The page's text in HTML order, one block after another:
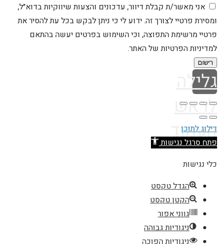
אני מאשר/ת קבלת דיוור, עדכונים והצעות שיווקיות בדוא״ל,
ומסירת פרטיי לצורך זה. ידוע לי כי ניתן לבקש בכל עת להסיר את
פרטיי מרשימת התפוצה, וכי השימוש בפרטים יעשה בהתאם
למדיניות הפרטיות של האתר.
רישום
גלילה
לראש
העמוד
דילוג לתוכן
פתח סרגל נגישות
כלי נגישות
הגדל טקסט
הקטן טקסט
גווני אפור
ניגודיות גבוהה